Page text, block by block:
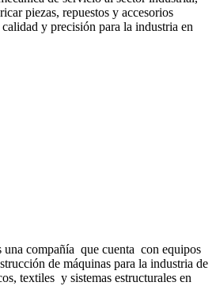
piezas, repuestos y accesorios
y precisión para la industria en
una compañía que cuenta con equipos
de máquinas para la industria de
textiles y sistemas estructurales en